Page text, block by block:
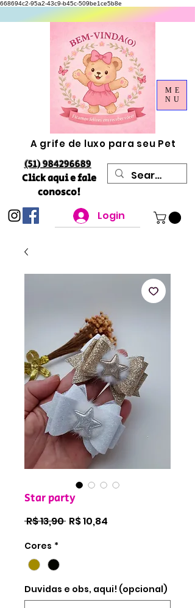
668694c2-95a2-43c9-b45c-509be1ce5b8e
A grife de luxo para seu Pet
(51) 984296689
Click aqui e fale
conosco!
Login
ME
NU
Star party
R$ 13,90 Preço
R$ 10,84
Cores *
Duvidas e obs, aqui! (opcional)